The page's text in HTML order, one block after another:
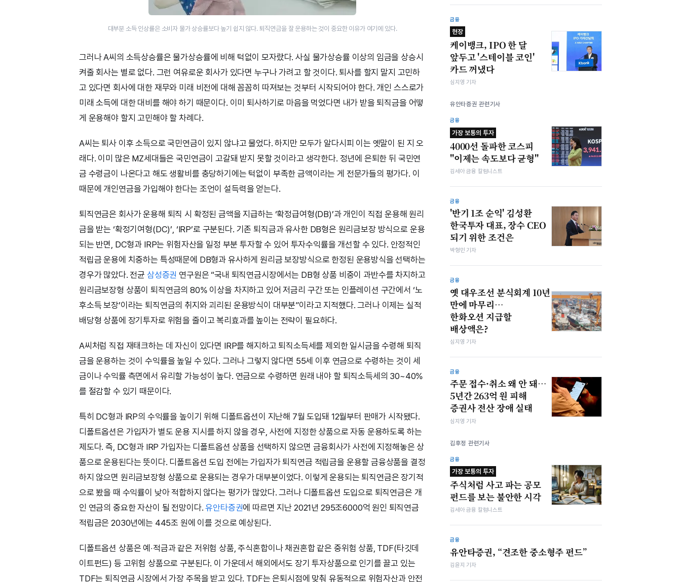
대부분 소득 인상률은 소비자 물가 상승률보다 높기 쉽지 않다. 퇴직연금을 잘 운용하는 것이 중요한 이유가 여기에 있다.
그러나 A씨의 소득상승률은 물가상승률에 비해 턱없이 모자랐다. 사실 물가상승률 이상의 임금을 상승시
켜줄 회사는 별로 없다. 그런 여유로운 회사가 있다면 누구나 가려고 할 것이다. 퇴사를 할지 말지 고민하
고 있다면 회사에 대한 재무와 미래 비전에 대해 꼼꼼히 따져보는 것부터 시작되어야 한다. 개인 스스로가
미래 소득에 대한 대비를 해야 하기 때문이다. 이미 퇴사하기로 마음을 먹었다면 내가 받을 퇴직금을 어떻
게 운용해야 할지 고민해야 할 차례다.
A씨는 퇴사 이후 소득으로 국민연금이 있지 않냐고 물었다. 하지만 모두가 알다시피 이는 옛말이 된 지 오
래다. 이미 많은 MZ세대들은 국민연금이 고갈돼 받지 못할 것이라고 생각한다. 정년에 은퇴한 뒤 국민연
금 수령금이 나온다고 해도 생활비를 충당하기에는 턱없이 부족한 금액이라는 게 전문가들의 평가다. 이
때문에 개인연금을 가입해야 한다는 조언이 설득력을 얻는다.
퇴직연금은 회사가 운용해 퇴직 시 확정된 금액을 지급하는 ‘확정급여형(DB)’과 개인이 직접 운용해 원리
금을 받는 ‘확정기여형(DC)’, ‘IRP’로 구분된다. 기존 퇴직금과 유사한 DB형은 원리금보장 방식으로 운용
되는 반면, DC형과 IRP는 위험자산을 일정 부분 투자할 수 있어 투자수익률을 개선할 수 있다. 안정적인
적립금 운용에 치중하는 특성때문에 DB형과 유사하게 원리금 보장방식으로 한정된 운용방식을 선택하는
경우가 많았다. 전균 삼성증권 연구원은 “국내 퇴직연금시장에서는 DB형 상품 비중이 과반수를 차지하고
원리금보장형 상품이 퇴직연금의 80% 이상을 차지하고 있어 저금리 구간 또는 인플레이션 구간에서 ‘노
후소득 보장’이라는 퇴직연금의 취지와 괴리된 운용방식이 대부분”이라고 지적했다. 그러나 이제는 실적
배당형 상품에 장기투자로 위험을 줄이고 복리효과를 높이는 전략이 필요하다.
A씨처럼 직접 재태크하는 데 자신이 있다면 IRP를 해지하고 퇴직소득세를 제외한 일시금을 수령해 퇴직
금을 운용하는 것이 수익률을 높일 수 있다. 그러나 그렇지 않다면 55세 이후 연금으로 수령하는 것이 세
금이나 수익률 측면에서 유리할 가능성이 높다. 연금으로 수령하면 원래 내야 할 퇴직소득세의 30~40%
를 절감할 수 있기 때문이다.
특히 DC형과 IRP의 수익률을 높이기 위해 디폴트옵션이 지난해 7월 도입돼 12월부터 판매가 시작됐다.
디폴트옵션은 가입자가 별도 운용 지시를 하지 않을 경우, 사전에 지정한 상품으로 자동 운용하도록 하는
제도다. 즉, DC형과 IRP 가입자는 디폴트옵션 상품을 선택하지 않으면 금융회사가 사전에 지정해놓은 상
품으로 운용된다는 뜻이다. 디폴트옵션 도입 전에는 가입자가 퇴직연금 적립금을 운용할 금융상품을 결정
하지 않으면 원리금보장형 상품으로 운용되는 경우가 대부분이었다. 이렇게 운용되는 퇴직연금은 장기적
으로 봤을 때 수익률이 낮아 적합하지 않다는 평가가 많았다. 그러나 디폴트옵션 도입으로 퇴직연금은 개
인 연금의 중요한 자산이 될 전망이다.유안타증권에 따르면 지난 2021년 295조6000억 원인 퇴직연금
적립금은 2030년에는 445조 원에 이를 것으로 예상된다.
디폴트옵션 상품은 예‧적금과 같은 저위험 상품, 주식혼합이나 채권혼합 같은 중위험 상품, TDF(타깃데
이트펀드) 등 고위험 상품으로 구분된다. 이 가운데서 해외에서도 장기 투자상품으로 인기를 끌고 있는
TDF는 퇴직연금 시장에서 가장 주목을 받고 있다. TDF는 은퇴시점에 맞춰 유동적으로 위험자산과 안전
금융
현장
케이뱅크, IPO 한 달
앞두고 '스테이블 코인'
카드 꺼냈다
심지영 기자
유안타증권 관련기사
금융
가장 보통의 투자
4000선 돌파한 코스피
"이제는 속도보다 균형"
김세아 금융 칼럼니스트
금융
'반기 1조 순익' 김성환
한국투자 대표, 장수 CEO
되기 위한 조건은
박형민 기자
금융
옛 대우조선 분식회계 10년
만에 마무리…
한화오션 지급할
배상액은?
심지영 기자
금융
주문 접수·취소 왜 안 돼…
5년간 263억 원 피해
증권사 전산 장애 실태
심지영 기자
김후정 관련기사
금융
가장 보통의 투자
주식처럼 사고 파는 공모
펀드를 보는 불안한 시각
김세아 금융 칼럼니스트
금융
유안타증권, “견조한 중소형주 펀드”
김윤지 기자